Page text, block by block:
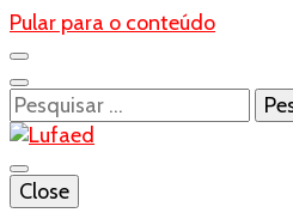
Pular para o conteúdo
Pesquisar
por:
Blog- Lufaed
Close